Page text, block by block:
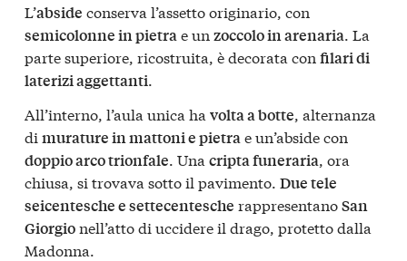
L’abside conserva l’assetto originario, con
semicolonne in pietrae un zoccolo in arenaria. La
parte superiore, ricostruita, è decorata con filari di
laterizi aggettanti.
All’interno, l’aula unica ha volta a botte, alternanza
di murature in mattoni e pietrae un’abside con
doppio arco trionfale. Una cripta funeraria, ora
chiusa, si trovava sotto il pavimento. Due tele
seicentesche e settecentesche rappresentanoSan
Giorgionell’atto di uccidere il drago, protetto dalla
Madonna.